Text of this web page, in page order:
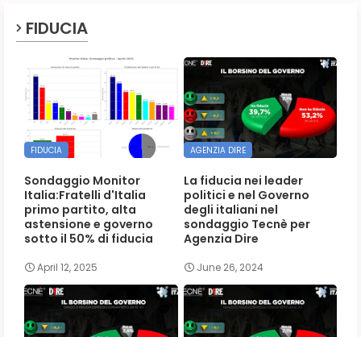
FIDUCIA
FIDUCIA
Sondaggio Monitor
Italia:Fratelli d'Italia
primo partito, alta
astensione e governo
sotto il 50% di fiducia
April 12, 2025
AGENZIA DIRE
La fiducia nei leader
politici e nel Governo
degli italiani nel
sondaggio Tecnè per
Agenzia Dire
June 26, 2024